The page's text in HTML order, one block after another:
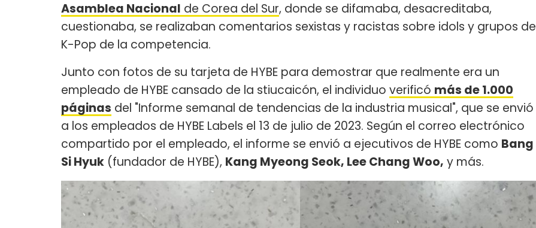
Asamblea Nacional de Corea del Sur, donde se difamaba, desacreditaba,
cuestionaba, se realizaban comentarios sexistas y racistas sobre idols y grupos de
K-Pop de la competencia.
Junto con fotos de su tarjeta de HYBE para demostrar que realmente era un
empleado de HYBE cansado de la stiucaicón, el individuo verificó más de 1.000
páginas del "Informe semanal de tendencias de la industria musical", que se envió
a los empleados de HYBE Labels el 13 de julio de 2023. Según el correo electrónico
compartido por el empleado, el informe se envió a ejecutivos de HYBE como Bang
Si Hyuk (fundador de HYBE), Kang Myeong Seok, Lee Chang Woo, y más.